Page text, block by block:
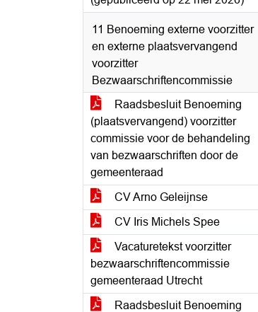
11 Benoeming externe voorzitter
en externe plaatsvervangend
voorzitter
Bezwaarschriftencommissie
Raadsbesluit Benoeming
(plaatsvervangend) voorzitter
commissie voor de behandeling
van bezwaarschriften door de
gemeenteraad
CV Arno Geleijnse
CV Iris Michels Spee
Vacaturetekst voorzitter
bezwaarschriftencommissie
gemeenteraad Utrecht
Raadsbesluit Benoeming